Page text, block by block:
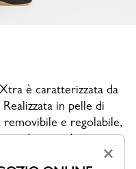
è caratterizzata da
in pelle di
e regolabile,
e dispone di un
tasche con cerniera e
×